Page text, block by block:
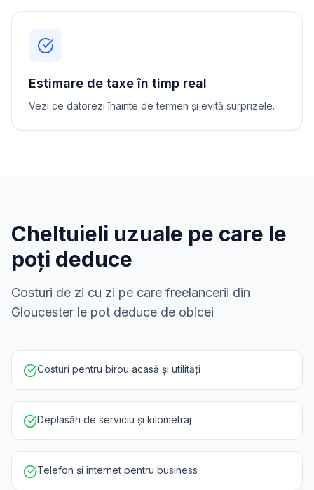
Estimare de taxe în timp real
Vezi ce datorezi înainte de termen și evită surprizele.
Cheltuieli uzuale pe care le
poți deduce
Costuri de zi cu zi pe care freelancerii din
Gloucester le pot deduce de obicei
Costuri pentru birou acasă și utilități
Deplasări de serviciu și kilometraj
Telefon și internet pentru business